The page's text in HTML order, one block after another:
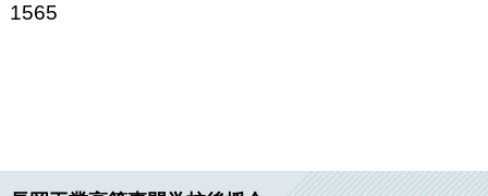
1565